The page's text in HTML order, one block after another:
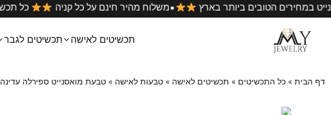
משלוח מהיר חינם על כל קניה• המוסונייט במחירים הטובים ביותר בארץ
תכשיטים לאישה תכשיטים לגבר
דף הבית » כל התכשיטים » תכשיטים לאישה » טבעות לאישה » טבעת מואסנייט ספירלה עדינה